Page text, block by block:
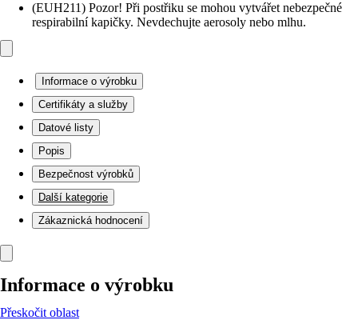
(EUH211) Pozor! Při postřiku se mohou vytvářet nebezpečné
respirabilní kapičky. Nevdechujte aerosoly nebo mlhu.
Informace o výrobku
Certifikáty a služby
Datové listy
Popis
Bezpečnost výrobků
Další kategorie
Zákaznická hodnocení
Informace o výrobku
Přeskočit oblast